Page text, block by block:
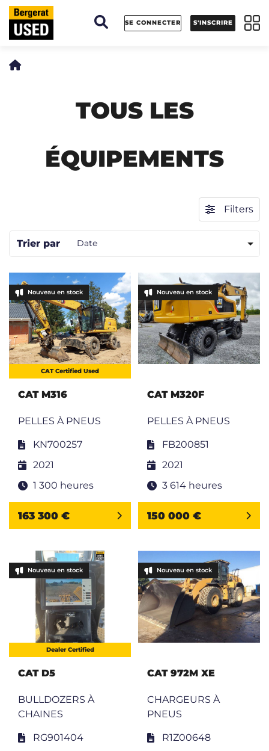
SE CONNECTER S'INSCRIRE
TOUS LES
ÉQUIPEMENTS
Filters
Trier par Date
Nouveau en stock
CAT Certified Used
CAT M316
PELLES À PNEUS
KN700257
2021
1 300 heures
163 300 €
Nouveau en stock
CAT M320F
PELLES À PNEUS
FB200851
2021
3 614 heures
150 000 €
Nouveau en stock
Dealer Certified
CAT D5
BULLDOZERS À
CHAINES
RG901404
Nouveau en stock
CAT 972M XE
CHARGEURS À
PNEUS
R1Z00648
Panneau de gestion des cookies